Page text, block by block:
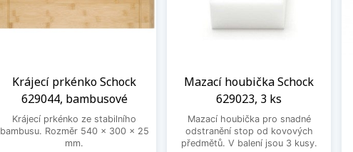
Krájecí prkénko Schock
629044, bambusové
Krájecí prkénko ze stabilního
bambusu. Rozměr 540 x 300 x 25
mm.
Mazací houbička Schock
629023, 3 ks
Mazací houbička pro snadné
odstranění stop od kovových
předmětů. V balení jsou 3 kusy.